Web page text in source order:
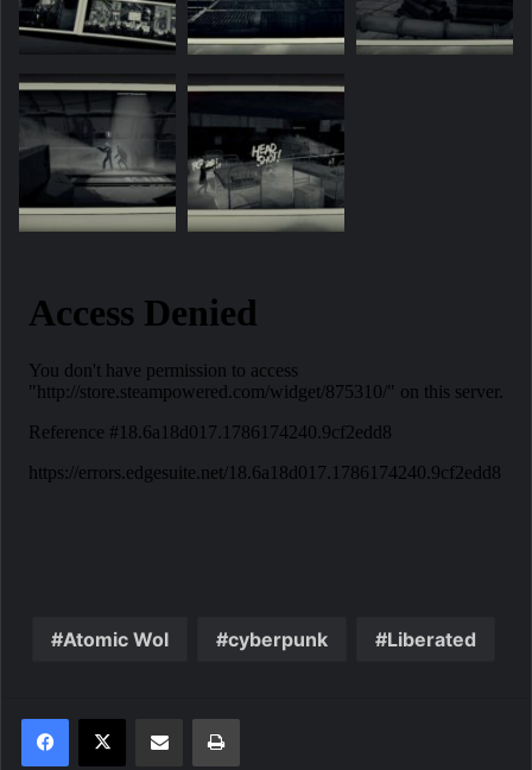
Atomic Wol cyberpunk Liberated